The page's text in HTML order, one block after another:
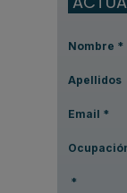
Nombre *
Apellidos
Email *
*